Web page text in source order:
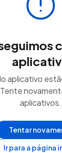
aplicativo
aplicativos.
Tentar
Ir para a página